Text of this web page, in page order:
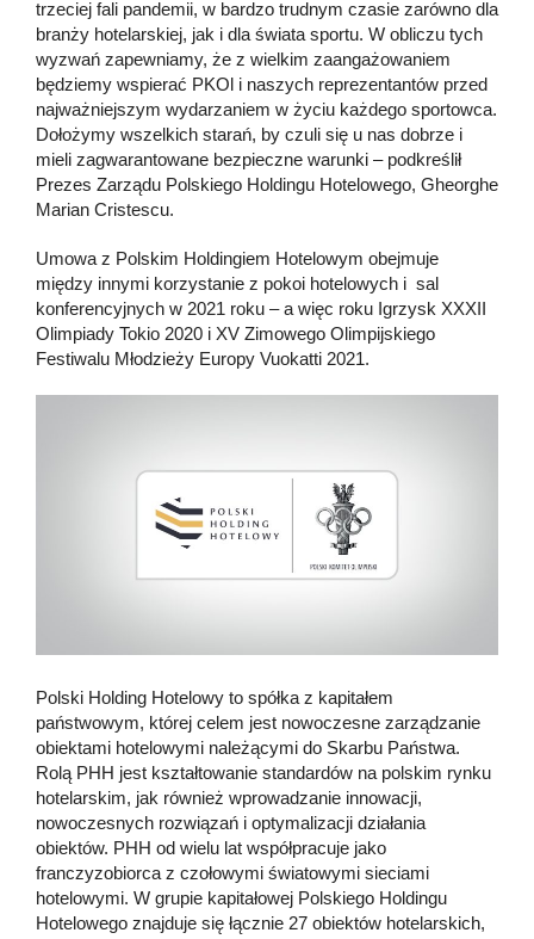
trzeciej fali pandemii, w bardzo trudnym czasie zarówno dla
branży hotelarskiej, jak i dla świata sportu. W obliczu tych
wyzwań zapewniamy, że z wielkim zaangażowaniem
będziemy wspierać PKOl i naszych reprezentantów przed
najważniejszym wydarzaniem w życiu każdego sportowca.
Dołożymy wszelkich starań, by czuli się u nas dobrze i
mieli zagwarantowane bezpieczne warunki – podkreślił
Prezes Zarządu Polskiego Holdingu Hotelowego, Gheorghe
Marian Cristescu.
Umowa z Polskim Holdingiem Hotelowym obejmuje
między innymi korzystanie z pokoi hotelowych i sal
konferencyjnych w 2021 roku – a więc roku Igrzysk XXXII
Olimpiady Tokio 2020 i XV Zimowego Olimpijskiego
Festiwalu Młodzieży Europy Vuokatti 2021.
Polski Holding Hotelowy to spółka z kapitałem
państwowym, której celem jest nowoczesne zarządzanie
obiektami hotelowymi należącymi do Skarbu Państwa.
Rolą PHH jest kształtowanie standardów na polskim rynku
hotelarskim, jak również wprowadzanie innowacji,
nowoczesnych rozwiązań i optymalizacji działania
obiektów. PHH od wielu lat współpracuje jako
franczyzobiorca z czołowymi światowymi sieciami
hotelowymi. W grupie kapitałowej Polskiego Holdingu
Hotelowego znajduje się łącznie 27 obiektów hotelarskich,